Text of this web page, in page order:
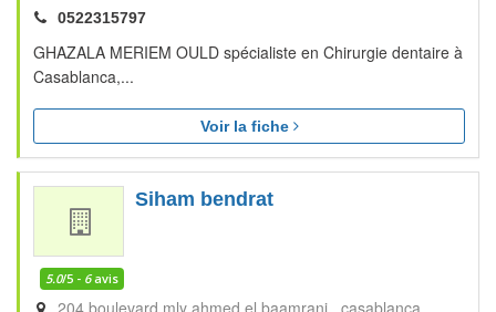
0522315797
GHAZALA MERIEM OULD spécialiste en Chirurgie dentaire à
Casablanca,...
Voir la fiche
Siham bendrat
5.0/5 - 6avis
204 boulevard mly ahmed el baamrani, casablanca